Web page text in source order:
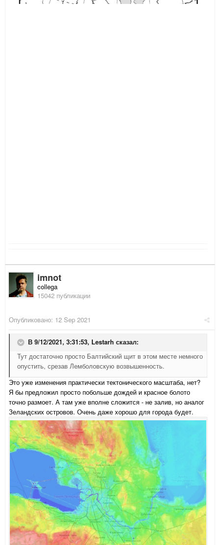
imnot
collega
15042 публикации
Опубликовано: 12 Sep 2021
В 9/12/2021, 3:31:53, Lestarh сказал:
Тут достаточно просто Балтийский щит в этом месте немного
опустить, срезав Лемболовскую возвышенность.
Это уже изменения практически тектонического масштаба, нет?
Я бы предложил просто побольше дождей и красное болото
точно размоет. А там уже вполне сложится - не залив, но аналог
Зеландских островов. Очень даже хорошо для города будет.